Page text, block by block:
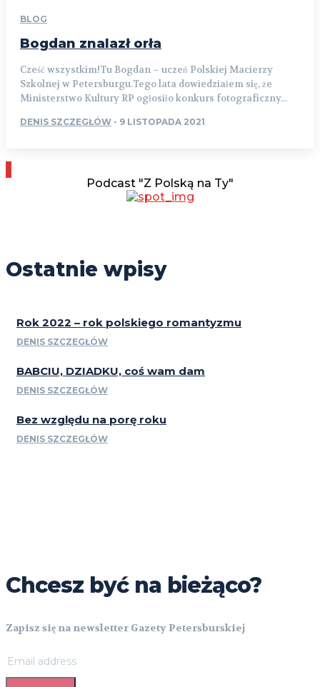
BLOG
Bogdan znalazł orła
Cześć wszystkim!Tu Bogdan – uczeń Polskiej Macierzy
Szkolnej w Petersburgu.Tego lata dowiedziałem się, że
Ministerstwo Kultury RP ogłosiło konkurs fotograficzny...
DENIS SZCZEGŁÓW - 9 LISTOPADA 2021
Podcast "Z Polską na Ty"
Ostatnie wpisy
Rok 2022 – rok polskiego romantyzmu
DENIS SZCZEGŁÓW
BABCIU, DZIADKU, coś wam dam
DENIS SZCZEGŁÓW
Bez względu na porę roku
DENIS SZCZEGŁÓW
Chcesz być na bieżąco?
Zapisz się na newsletter Gazety Petersburskiej